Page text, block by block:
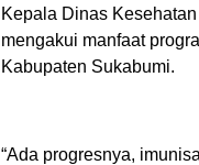
Kepala Dinas
mengakui manfaat
Kabupaten Sukabumi.
“Ada progresnya,